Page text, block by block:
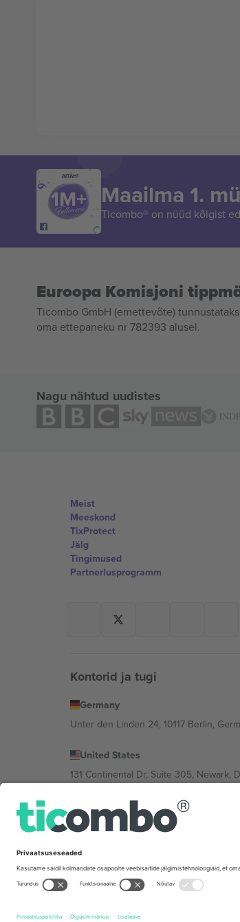
AITÄH!
Maailma 1.
Ticombo® on nüüd kõigist
Euroopa Komisjoni
Ticombo GmbH (emettevõte)
oma ettepaneku nr 782393 alusel.
Nagu nähtud uudistes
Meist
Meeskond
TixProtect
Jälg
Tingimused
Partnerlusprogramm
Kontorid ja tugi
Germany
Unter den Linden 24, 10117 Berlin,
United States
131 Continental Dr, Suite 305, Newark,
Bulgaria
Regus Sofia City West, bul Totleben 53-
Mexico
Av Chapultepec 360, Roma Norte,
Tingimused.© 2026 Ticombo. Kõik